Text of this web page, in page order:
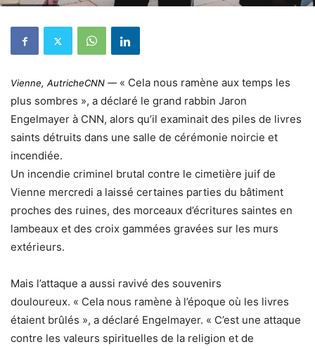
Vienne, AutricheCNN — « Cela nous ramène aux temps les
plus sombres », a déclaré le grand rabbin Jaron
Engelmayer à CNN, alors qu’il examinait des piles de livres
saints détruits dans une salle de cérémonie noircie et
incendiée.
Un incendie criminel brutal contre le cimetière juif de
Vienne mercredi a laissé certaines parties du bâtiment
proches des ruines, des morceaux d’écritures saintes en
lambeaux et des croix gammées gravées sur les murs
extérieurs.
Mais l’attaque a aussi ravivé des souvenirs
douloureux. « Cela nous ramène à l’époque où les livres
étaient brûlés », a déclaré Engelmayer. « C’est une attaque
contre les valeurs spirituelles de la religion et de